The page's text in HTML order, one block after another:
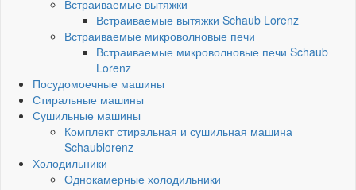
Встраиваемые вытяжки
Встраиваемые вытяжки Schaub Lorenz
Встраиваемые микроволновые печи
Встраиваемые микроволновые печи Schaub
Lorenz
Посудомоечные машины
Стиральные машины
Сушильные машины
Комплект стиральная и сушильная машина
Schaublorenz
Холодильники
Однокамерные холодильники